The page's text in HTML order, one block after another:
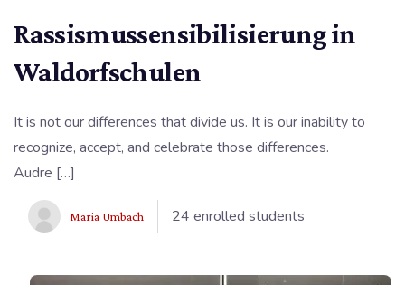
Rassismussensibilisierung in
Waldorfschulen
It is not our differences that divide us. It is our inability to
recognize, accept, and celebrate those differences.
Audre […]
Maria Umbach 24 enrolled students